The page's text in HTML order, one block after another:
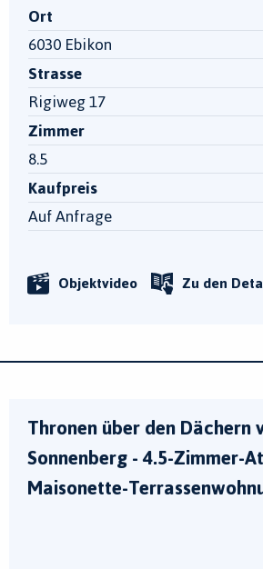
Ort
6030 Ebikon
Strasse
Rigiweg 17
Zimmer
8.5
Kaufpreis
Auf Anfrage
Objektvideo Zu den
Thronen über den Dächern
Sonnenberg - 4.5-Zimmer-
Maisonette-